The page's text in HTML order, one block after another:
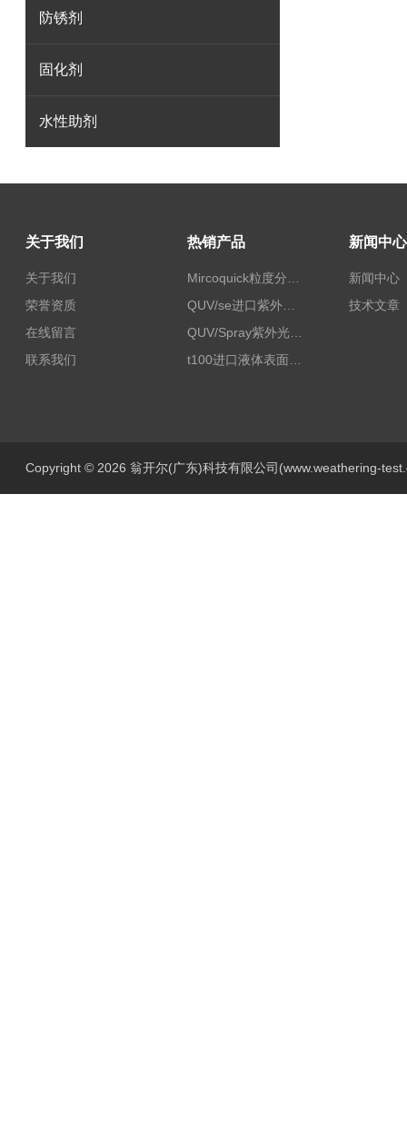
防锈剂
固化剂
水性助剂
关于我们
关于我们
荣誉资质
在线留言
联系我们
热销产品
QUV/se进口紫外老化试验箱Q-lab
QUV/Spray紫外光加速老化试验箱
t100进口液体表面张力测试仪
新闻中心
新闻中心
技术文章
Copyright © 2026 翁开尔(广东)科技有限公司(www.weathering-